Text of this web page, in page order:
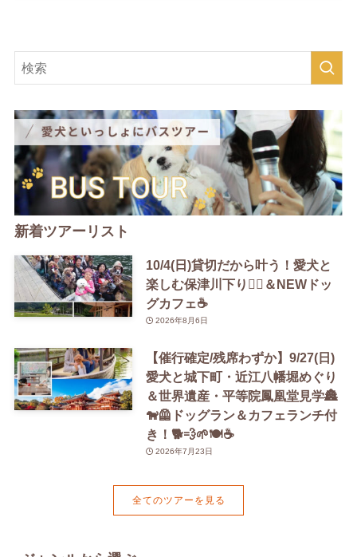
新着ツアーリスト
10/4(日)貸切だから叶う！愛犬と
楽しむ保津川下り🚣‍♀️＆NEWドッ
グカフェ☕️
2026年8月6日
【催行確定/残席わずか】9/27(日)
愛犬と城下町・近江八幡堀めぐり
＆世界遺産・平等院鳳凰堂見学🏯
🐕‍🦺ドッグラン＆カフェランチ付
き！🐕💨🌱🍽️☕️
2026年7月23日
全てのツアーを見る